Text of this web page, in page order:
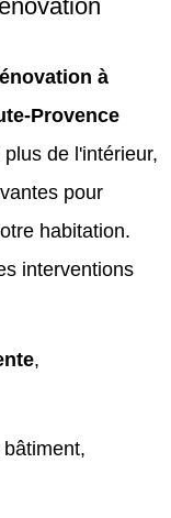
à
Provence
de l'intérieur,
pour
habitation.
interventions
,
bâtiment,